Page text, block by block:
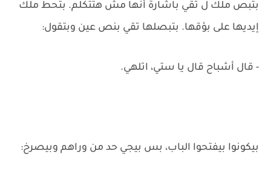
بتبص ملك ل تقي باشارة أنها مش هتتكلم. بتحط ملك
إيديها على بؤقها. بتبصلها تقي بنص عين وبتقول:
- قال أشباح قال يا ستي، اتلهي.
بيكونوا بيفتحوا الباب، بس بيجي حد من وراهم وبيصرخ: